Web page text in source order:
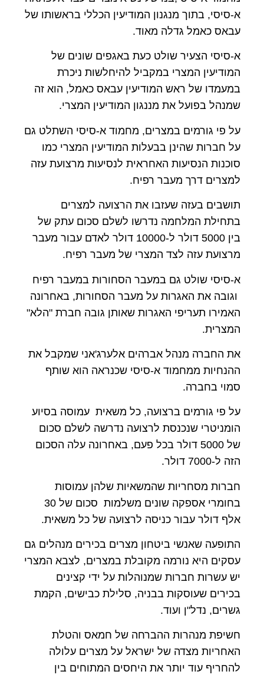
א-סיסי, בתוך מנגנון המודיעין הכללי בראשותו של
עבאס כאמל גדלה מאוד.
א-סיסי הצעיר שולט כעת באגפים שונים של
המודיעין המצרי במקביל להיחלשות ניכרת
במעמדו של ראש המודיעין עבאס כאמל, הוא זה
שמנהל בפועל את מננגון המודיעין המצרי.
על פי גורמים במצרים, מחמוד א-סיסי השתלט גם
על חברות שהינן בבעלות המודיעין המצרי כמו
סוכנות הנסיעות האחראית לנסיעות מרצועת עזה
למצרים דרך מעבר רפיח.
תושבים בעזה שעזבו את הרצועה למצרים
בתחילת המלחמה נדרשו לשלם סכום עתק של
בין 5000 דולר ל-10000 דולר לאדם עבור מעבר
מרצועת עזה לצד המצרי של מעבר רפיח.
א-סיסי שולט גם במעבר הסחורות במעבר רפיח
וגובה את האגרות על מעבר הסחורות, באחרונה
האמירו תעריפי האגרות שאותן גובה חברת "הלא"
המצרית.
את החברה מנהל אברהים אלערג'אני שמקבל את
ההנחיות ממחמוד א-סיסי שכנראה הוא שותף
סמוי בחברה.
על פי גורמים ברצועה, כל משאית עמוסה בסיוע
הומניטרי שנכנסת לרצועה נדרשה לשלם סכום
של 5000 דולר בכל פעם, באחרונה עלה הסכום
הזה ל-7000 דולר.
חברות מסחריות שהמשאיות שלהן עמוסות
בחומרי אספקה שונים משלמות סכום של 30
אלף דולר עבור כניסה לרצועה של כל משאית.
התופעה שאנשי ביטחון מצרים בכירים מנהלים גם
עסקים היא נורמה מקובלת במצרים, לצבא המצרי
יש עשרות חברות שמנוהלות על ידי קצינים
בכירים שעוסקות בבניה, סלילת כבישים, הקמת
גשרים, נדל"ן ועוד.
חשיפת מנהרות ההברחה של חמאס והטלת
האחריות מצדה של ישראל על מצרים עלולה
להחריף עוד יותר את היחסים המתוחים בין